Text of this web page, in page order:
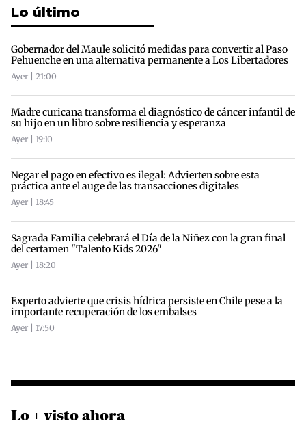
Lo último
Gobernador del Maule solicitó medidas para convertir al Paso
Pehuenche en una alternativa permanente a Los Libertadores
Ayer | 21:00
Madre curicana transforma el diagnóstico de cáncer infantil de
su hijo en un libro sobre resiliencia y esperanza
Ayer | 19:10
Negar el pago en efectivo es ilegal: Advierten sobre esta
práctica ante el auge de las transacciones digitales
Ayer | 18:45
Sagrada Familia celebrará el Día de la Niñez con la gran final
del certamen "Talento Kids 2026"
Ayer | 18:20
Experto advierte que crisis hídrica persiste en Chile pese a la
importante recuperación de los embalses
Ayer | 17:50
Lo + visto ahora